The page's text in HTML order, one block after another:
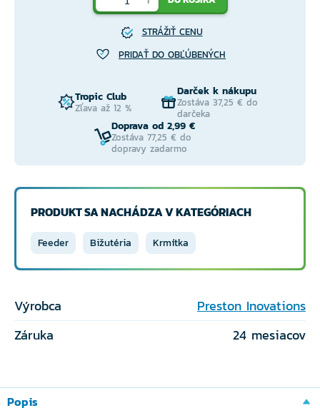
STRÁŽIŤ CENU
PRIDAŤ DO OBĽÚBENÝCH
Tropic Club
Zľava až 12 %
Darček k nákupu
Zostáva 37,25 € do
darčeka
Doprava od 2,99 €
Zostáva 77,25 € do
dopravy zadarmo
PRODUKT SA NACHÁDZA V KATEGÓRIACH
Feeder Bižutéria Krmítka
Výrobca
Preston Inovations
Záruka
24 mesiacov
Popis